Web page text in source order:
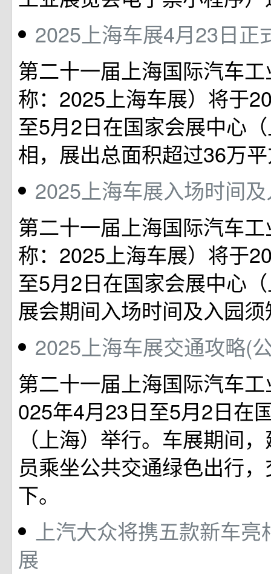
2025上海车展4月23日正
第二十一届上海国际汽车
称：2025上海车展）将于
至5月2日在国家会展中心
相，展出总面积超过36万
2025上海车展入场时间
第二十一届上海国际汽车
称：2025上海车展）将于
至5月2日在国家会展中心
展会期间入场时间及入园
2025上海车展交通攻略(
第二十一届上海国际汽车
025年4月23日至5月2日在
（上海）举行。车展期间
员乘坐公共交通绿色出行
下。
上汽大众将携五款新车亮
展